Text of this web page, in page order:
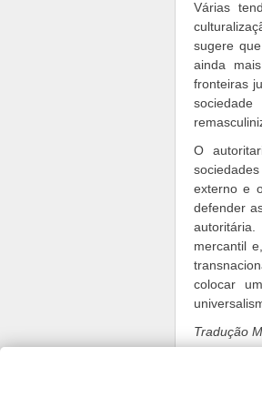
Várias
sugere
ainda
fronteiras
O
externo e
defender
mercantil
colocar
Tradução